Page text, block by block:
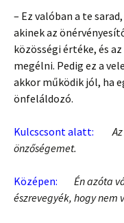
– Ez valóban a te
akinek az
közösségi értéke, és
megélni. Pedig ez a
akkor működik jól, ha
önfeláldozó.
Kulcscsont alatt:
önzőségemet.
Középen:
Én azóta
észrevegyék, hogy nem